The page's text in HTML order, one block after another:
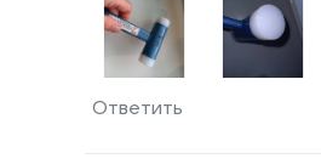
Ответить